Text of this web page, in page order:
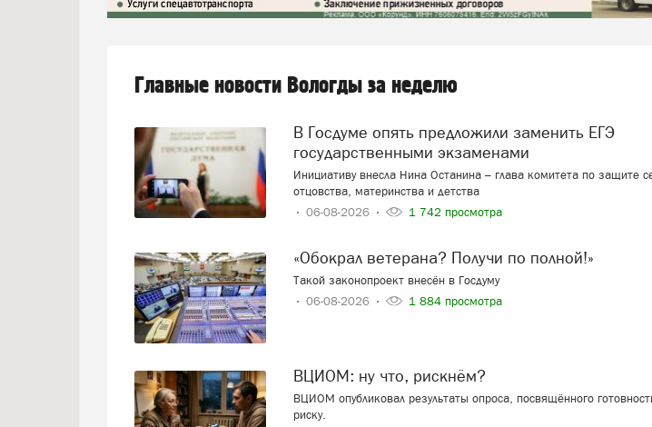
Главные новости Вологды за неделю
В Госдуме опять предложили заменить ЕГЭ
государственными экзаменами
Инициативу внесла Нина Останина – глава комитета по защите
отцовства, материнства и детства
06-08-2026
1 742 просмотра
«Обокрал ветерана? Получи по полной!»
Такой законопроект внесён в Госдуму
06-08-2026
1 884 просмотра
ВЦИОМ: ну что, рискнём?
ВЦИОМ опубликовал результаты опроса, посвящённого
риску.